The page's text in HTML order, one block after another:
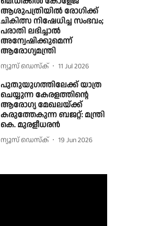
ആശുപത്രിയിൽ രോഗിക്ക്
ചികിത്സ നിഷേധിച്ച സംഭവം;
പരാതി ലഭിച്ചാൽ
അന്വേഷിക്കുമെന്ന്
ആരോഗ്യമന്ത്രി
ന്യൂസ് ഡെസ്ക് 11 Jul 2026
പുതുയുഗത്തിലേക്ക് യാത്ര
ചെയ്യുന്ന കേരളത്തിൻ്റെ
ആരോഗ്യ മേഖലയ്ക്ക്
കരുത്തേകുന്ന ബജറ്റ്: മന്ത്രി
കെ. മുരളീധരൻ
ന്യൂസ് ഡെസ്ക് 19 Jun 2026